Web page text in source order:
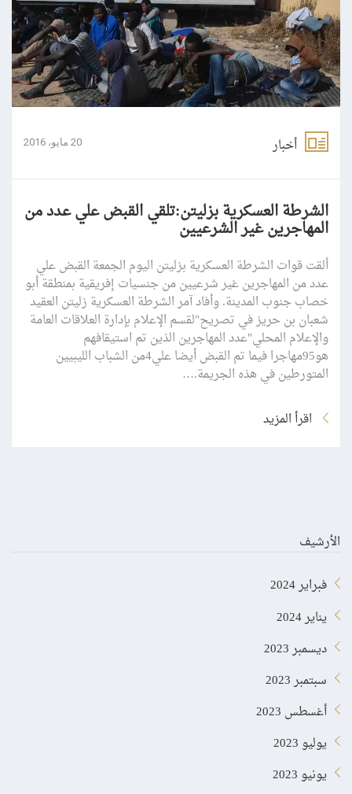
أخبار 20 مايو، 2016
الشرطة العسكرية بزليتن:تلقي القبض علي عدد من
المهاجرين غير الشرعيين
ألقت قوات الشرطة العسكرية بزليتن اليوم الجمعة القبض علي
عدد من المهاجرين غير شرعيين من جنسيات إفريقية بمنطقة أبو
خصاب جنوب المدينة. وأفاد آمر الشرطة العسكرية زليتن العقيد
شعبان بن حريز في تصريح"لقسم الإعلام بإدارة العلاقات العامة
والإعلام المحلي"عدد المهاجرين الذين تم استيقافهم
هو95مهاجرا فيما تم القبض أيضا علي4من الشباب الليبيين
المتورطين في هذه الجريمة.…
اقرأ المزيد
الأرشيف
فبراير 2024
يناير 2024
ديسمبر 2023
سبتمبر 2023
أغسطس 2023
يوليو 2023
يونيو 2023